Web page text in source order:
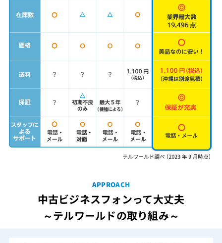
APPROACH
中古ビジネスフォンって大丈夫
～テルワールドの取り組み～